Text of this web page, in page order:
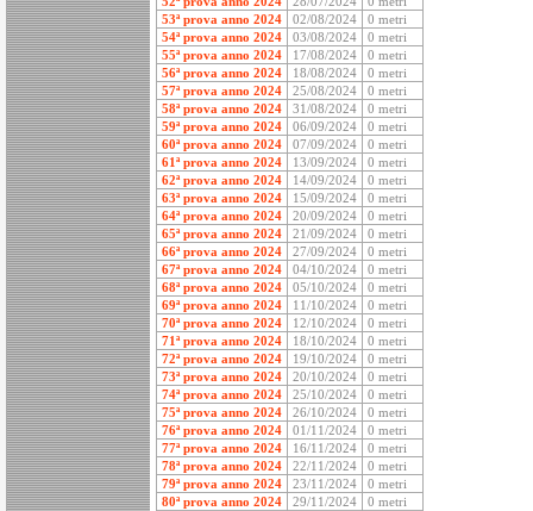
53ª prova anno 2024
02/08/2024
0 metri
54ª prova anno 2024
03/08/2024
0 metri
55ª prova anno 2024
17/08/2024
0 metri
56ª prova anno 2024
18/08/2024
0 metri
57ª prova anno 2024
25/08/2024
0 metri
58ª prova anno 2024
31/08/2024
0 metri
59ª prova anno 2024
06/09/2024
0 metri
60ª prova anno 2024
07/09/2024
0 metri
61ª prova anno 2024
13/09/2024
0 metri
62ª prova anno 2024
14/09/2024
0 metri
63ª prova anno 2024
15/09/2024
0 metri
64ª prova anno 2024
20/09/2024
0 metri
65ª prova anno 2024
21/09/2024
0 metri
66ª prova anno 2024
27/09/2024
0 metri
67ª prova anno 2024
04/10/2024
0 metri
68ª prova anno 2024
05/10/2024
0 metri
69ª prova anno 2024
11/10/2024
0 metri
70ª prova anno 2024
12/10/2024
0 metri
71ª prova anno 2024
18/10/2024
0 metri
72ª prova anno 2024
19/10/2024
0 metri
73ª prova anno 2024
20/10/2024
0 metri
74ª prova anno 2024
25/10/2024
0 metri
75ª prova anno 2024
26/10/2024
0 metri
76ª prova anno 2024
01/11/2024
0 metri
77ª prova anno 2024
16/11/2024
0 metri
78ª prova anno 2024
22/11/2024
0 metri
79ª prova anno 2024
23/11/2024
0 metri
80ª prova anno 2024
29/11/2024
0 metri